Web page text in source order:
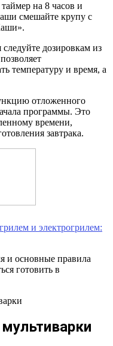
на 8 часов и
смешайте крупу с
дозировкам из
температуру и время, а
отложенного
программы. Это
времени,
завтрака.
и электрогрилем:
и основные правила
готовить в